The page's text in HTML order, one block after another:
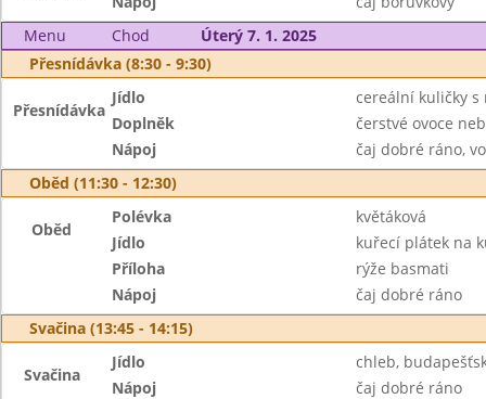
Menu
Chod
Úterý 7. 1. 2025
Přesnídávka (8:30 - 9:30)
Přesnídávka
Jídlo
cereální kuličky s
Doplněk
čerstvé ovoce
Nápoj
čaj dobré ráno,
Oběd (11:30 - 12:30)
Oběd
Polévka
květáková
Jídlo
kuřecí plátek na
Příloha
rýže basmati
Nápoj
čaj dobré ráno
Svačina (13:45 - 14:15)
Svačina
Jídlo
chleb,
Nápoj
čaj dobré ráno